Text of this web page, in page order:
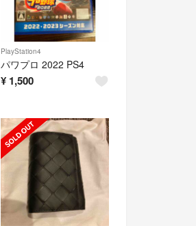
PlayStation4
パワプロ 2022 PS4
¥ 1,500